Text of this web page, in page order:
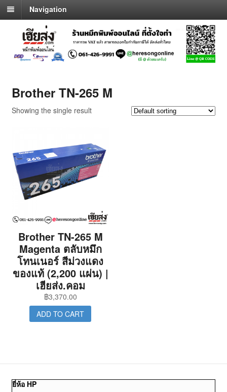
Navigation
Brother TN-265 M
Showing the single result
Brother TN-265 M
Magenta ตลับหมึก
โทนเนอร์ สีม่วงแดง
ของแท้ (2,200 แผ่น) |
เฮียส่ง.คอม
฿3,370.00
ADD TO CART
ยี่ห้อ HP